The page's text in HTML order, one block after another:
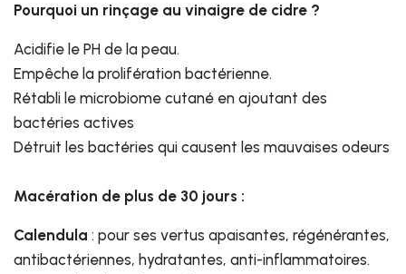
Pourquoi un rinçage au vinaigre de cidre ?
Acidifie le PH de la peau.
Empêche la prolifération bactérienne.
Rétabli le microbiome cutané en ajoutant des
bactéries actives
Détruit les bactéries qui causent les mauvaises odeurs
Macération de plus de 30 jours :
Calendula : pour ses vertus apaisantes, régénérantes,
antibactériennes, hydratantes, anti-inflammatoires.